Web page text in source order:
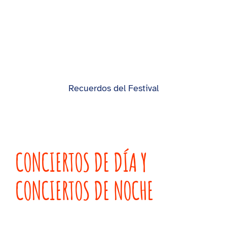
Recuerdos del Festival
CONCIERTOS DE DÍA Y
CONCIERTOS DE NOCHE